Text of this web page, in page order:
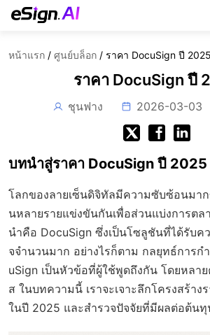
หน้าแรก / ศูนย์บล็อก / ราคา DocuSign ปี 2025
ราคา DocuSign ปี
ชุนฟาง 2026-03-03
บทนำสู่ราคา DocuSign ปี 2025
โลกของลายเซ็นดิจิทัลมีความซับซ้อนมาก
นหลายรายแข่งขันกันเพื่อส่วนแบ่งการต
นำคือ DocuSign ซึ่งเป็นโซลูชันที่ได้รับค
จจำนวนมาก อย่างไรก็ตาม กลยุทธ์การก
uSign เป็นหัวข้อที่ผู้ใช้พูดถึงกัน โดยหลา
ส ในบทความนี้ เราจะเจาะลึกโครงสร้าง
ในปี 2025 และสำรวจปัจจัยที่มีผลต่อต้น